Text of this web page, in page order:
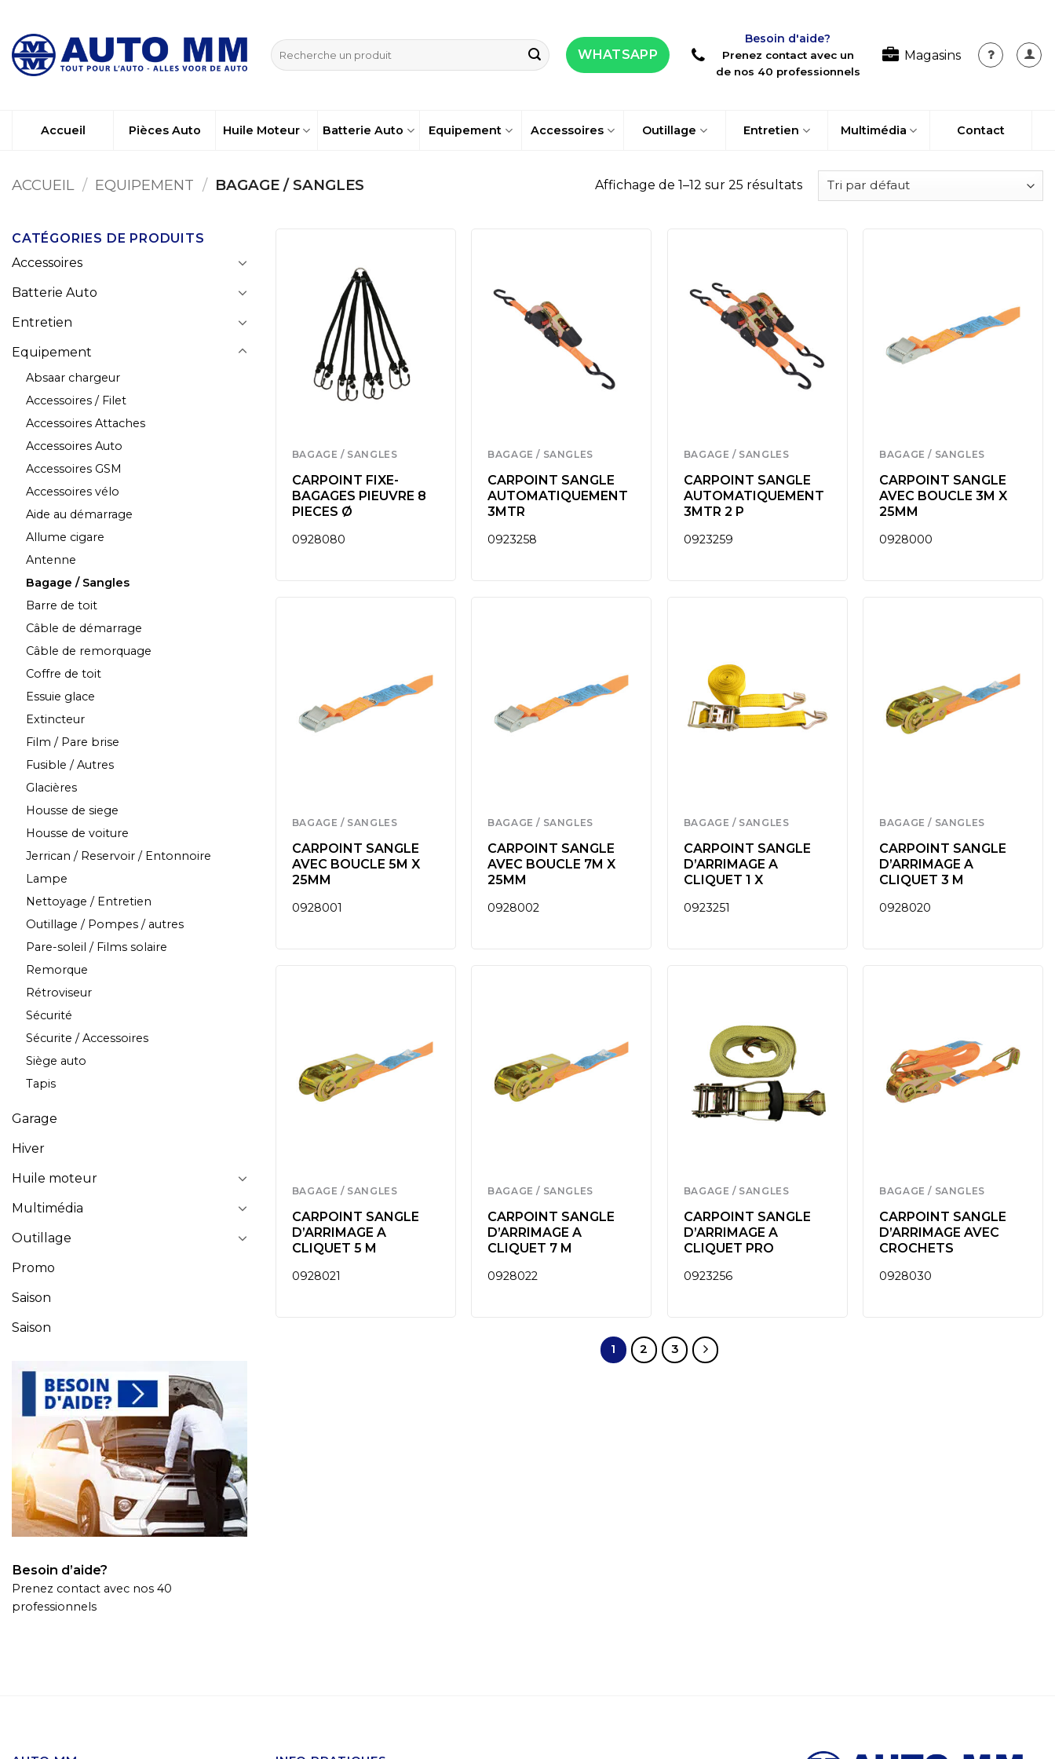
contenu
Recherche
pour :
WHATSAPP
Besoin d'aide?
Prenez contact avec un
de nos 40 professionnels
Magasins
Accueil Pièces Auto Huile Moteur Batterie Auto Equipement Accessoires Outillage Entretien Multimédia Contact
ACCUEIL / EQUIPEMENT / BAGAGE / SANGLES Affichage de 1–12 sur 25 résultats
CATÉGORIES DE PRODUITS
Accessoires
Batterie Auto
Entretien
Equipement
Absaar chargeur
Accessoires / Filet
Accessoires Attaches
Accessoires Auto
Accessoires GSM
Accessoires vélo
Aide au démarrage
Allume cigare
Antenne
Bagage / Sangles
Barre de toit
Câble de démarrage
Câble de remorquage
Coffre de toit
Essuie glace
Extincteur
Film / Pare brise
Fusible / Autres
Glacières
Housse de siege
Housse de voiture
Jerrican / Reservoir / Entonnoire
Lampe
Nettoyage / Entretien
Outillage / Pompes / autres
Pare-soleil / Films solaire
Remorque
Rétroviseur
Sécurité
Sécurite / Accessoires
Siège auto
Tapis
Garage
Hiver
Huile moteur
Multimédia
Outillage
Promo
Saison
Saison
Besoin d’aide?
Prenez contact avec nos 40
professionnels
BAGAGE / SANGLES
CARPOINT FIXE-
BAGAGES PIEUVRE 8
PIECES Ø
0928080
BAGAGE / SANGLES
CARPOINT SANGLE
AUTOMATIQUEMENT
3MTR
0923258
BAGAGE / SANGLES
CARPOINT SANGLE
AUTOMATIQUEMENT
3MTR 2 P
0923259
BAGAGE / SANGLES
CARPOINT SANGLE
AVEC BOUCLE 3M X
25MM
0928000
BAGAGE / SANGLES
CARPOINT SANGLE
AVEC BOUCLE 5M X
25MM
0928001
BAGAGE / SANGLES
CARPOINT SANGLE
AVEC BOUCLE 7M X
25MM
0928002
BAGAGE / SANGLES
CARPOINT SANGLE
D’ARRIMAGE A
CLIQUET 1 X
0923251
BAGAGE / SANGLES
CARPOINT SANGLE
D’ARRIMAGE A
CLIQUET 3 M
0928020
BAGAGE / SANGLES
CARPOINT SANGLE
D’ARRIMAGE A
CLIQUET 5 M
0928021
BAGAGE / SANGLES
CARPOINT SANGLE
D’ARRIMAGE A
CLIQUET 7 M
0928022
BAGAGE / SANGLES
CARPOINT SANGLE
D’ARRIMAGE A
CLIQUET PRO
0923256
BAGAGE / SANGLES
CARPOINT SANGLE
D’ARRIMAGE AVEC
CROCHETS
0928030
1 2 3